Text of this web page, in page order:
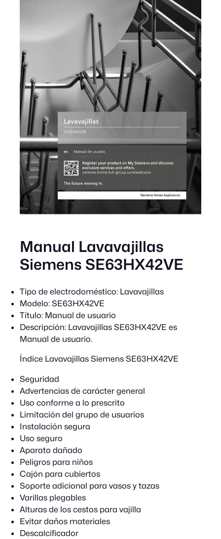
Manual Lavavajillas
Siemens SE63HX42VE
Tipo de electrodoméstico: Lavavajillas
Modelo: SE63HX42VE
Título: Manual de usuario
Descripción: Lavavajillas SE63HX42VE es
Manual de usuario.
Índice Lavavajillas Siemens SE63HX42VE
Seguridad
Advertencias de carácter general
Uso conforme a lo prescrito
Limitación del grupo de usuarios
Instalación segura
Uso seguro
Aparato dañado
Peligros para niños
Cajón para cubiertos
Soporte adicional para vasos y tazas
Varillas plegables
Alturas de los cestos para vajilla
Evitar daños materiales
Descalcificador